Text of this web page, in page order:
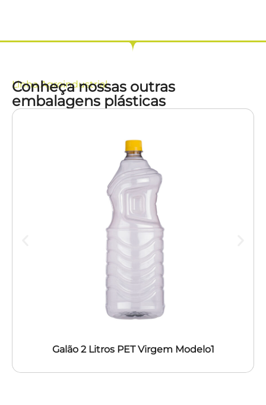
LinhaAgroindustrial
Conheça nossas outras
embalagens plásticas
Galão 2 Litros PET Virgem Modelo1